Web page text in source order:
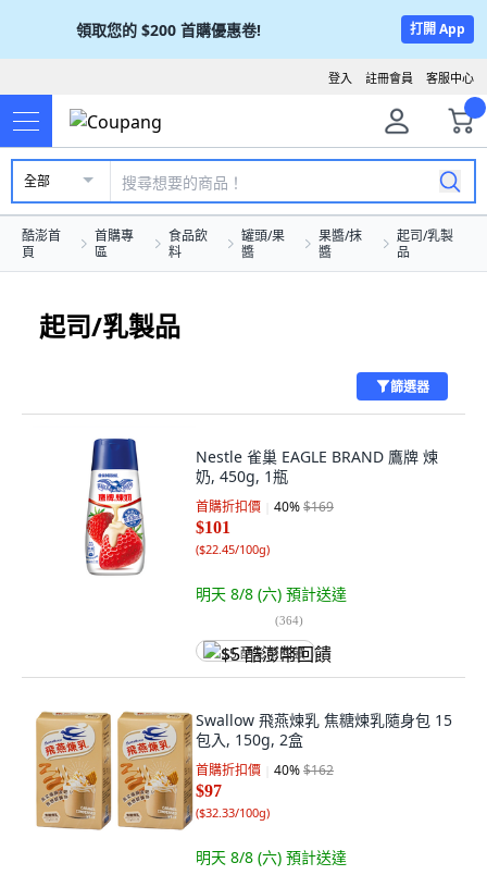
領取您的 $200 首購優惠卷! 打開 App
客服中心
註冊會員
登入
全部
酷澎首
頁
首購專
區
食品飲
料
罐頭/果
醬
果醬/抹
醬
起司/乳製
品
起司/乳製品
篩選器
Nestle 雀巢 EAGLE BRAND 鷹牌 煉
奶, 450g, 1瓶
首購折扣價 40%$169
$101
($22.45/100g)
明天 8/8 (六) 預計送達
(364)
$5 酷澎幣回饋
Swallow 飛燕煉乳 焦糖煉乳隨身包 15
包入, 150g, 2盒
首購折扣價 40%$162
$97
($32.33/100g)
明天 8/8 (六) 預計送達